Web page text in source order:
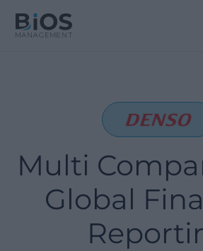
Multi
Global